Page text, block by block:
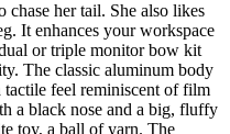
chase her tail. She also likes
It enhances your workspace
or triple monitor bow kit
The classic aluminum body
feel reminiscent of film
a black nose and a big, fluffy
toy, a ball of yarn. The